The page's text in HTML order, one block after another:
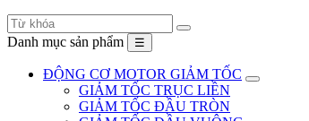
Danh mục sản phẩm ☰
ĐỘNG CƠ MOTOR GIẢM TỐC
GIẢM TỐC TRỤC LIỀN
GIẢM TỐC ĐẦU TRÒN